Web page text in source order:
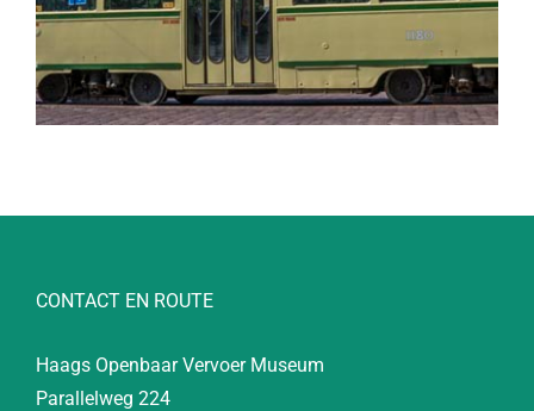
CONTACT EN ROUTE
Haags Openbaar Vervoer Museum
Parallelweg 224